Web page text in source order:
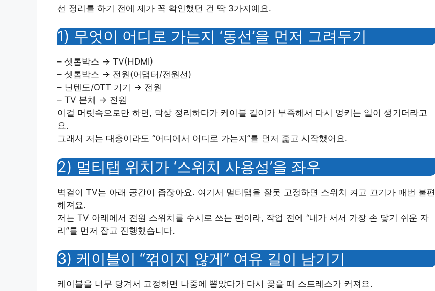
선 정리를 하기 전에 제가 꼭 확인했던 건 딱 3가지예요.
1) 무엇이 어디로 가는지 ‘동선’을 먼저 그려두기
– 셋톱박스 → TV(HDMI)
– 셋톱박스 → 전원(어댑터/전원선)
– 닌텐도/OTT 기기 → 전원
– TV 본체 → 전원
이걸 머릿속으로만 하면, 막상 정리하다가 케이블 길이가 부족해서 다시 엉키는 일이 생기더라고
요.
그래서 저는 대충이라도 “어디에서 어디로 가는지”를 먼저 훑고 시작했어요.
2) 멀티탭 위치가 ‘스위치 사용성’을 좌우
벽걸이 TV는 아래 공간이 좁잖아요. 여기서 멀티탭을 잘못 고정하면 스위치 켜고 끄기가 매번 불편
해져요.
저는 TV 아래에서 전원 스위치를 수시로 쓰는 편이라, 작업 전에 “내가 서서 가장 손 닿기 쉬운 자
리”를 먼저 잡고 진행했습니다.
3) 케이블이 “꺾이지 않게” 여유 길이 남기기
케이블을 너무 당겨서 고정하면 나중에 뽑았다가 다시 꽂을 때 스트레스가 커져요.